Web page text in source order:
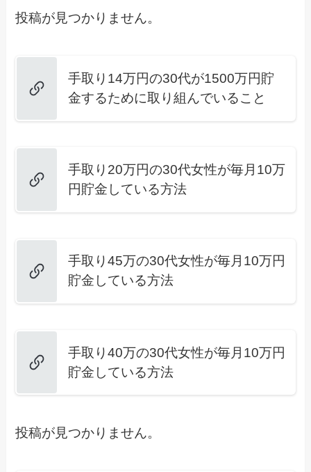
投稿が見つかりません。
手取り14万円の30代が1500万円貯
金するために取り組んでいること
手取り20万円の30代女性が毎月10万
円貯金している方法
手取り45万の30代女性が毎月10万円
貯金している方法
手取り40万の30代女性が毎月10万円
貯金している方法
投稿が見つかりません。